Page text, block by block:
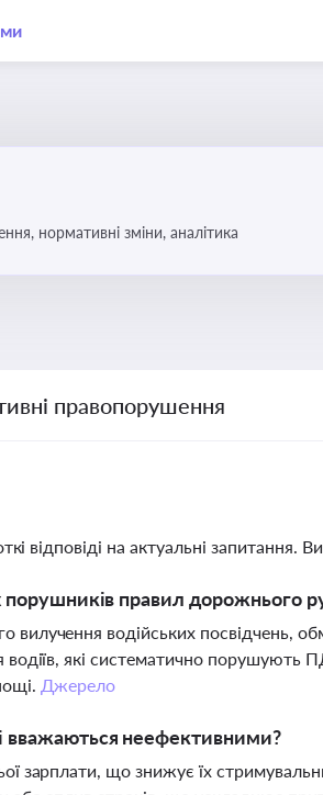
нормативні зміни, аналітика
правопорушення
відповіді на актуальні запитання.
правил дорожнього
водійських посвідчень,
водіїв, які систематично порушують
Джерело
неефективними?
зарплати, що знижує їх